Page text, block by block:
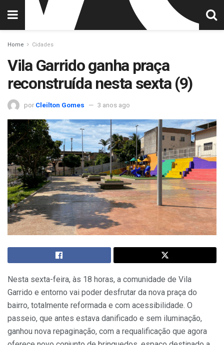
Home Cidades
Vila Garrido ganha praça
reconstruída nesta sexta (9)
por Cleilton Gomes 3 anos ago
Nesta sexta-feira, às 18 horas, a comunidade de Vila
Garrido e entorno vai poder desfrutar da nova praça do
bairro, totalmente reformada e com acessibilidade. O
passeio, que antes estava danificado e sem iluminação,
ganhou nova repaginação, com a requalificação que agora